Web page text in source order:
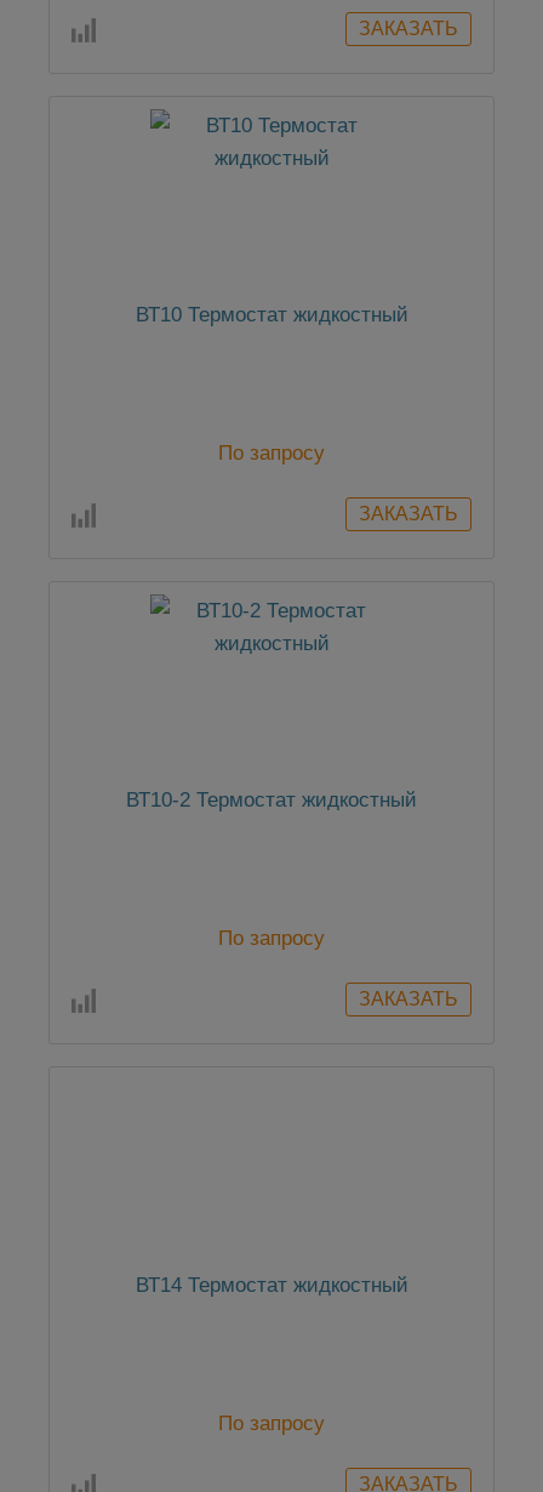
ВТ10 Термостат жидкостный
По запросу
ВТ10-2 Термостат жидкостный
По запросу
ВТ14 Термостат жидкостный
По запросу